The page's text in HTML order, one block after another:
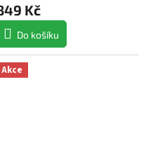
Kč
Do košíku
Akce